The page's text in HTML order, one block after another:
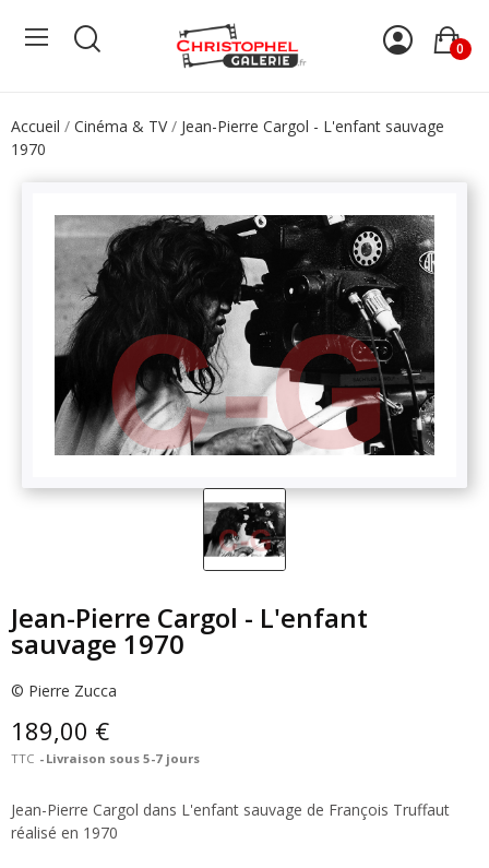
0
Accueil Cinéma & TV
Jean-Pierre Cargol - L'enfant sauvage
1970
Jean-Pierre Cargol - L'enfant
sauvage 1970
© Pierre Zucca
189,00 €
TTC Livraison sous 5-7 jours
Jean-Pierre Cargol dans L'enfant sauvage de François Truffaut
réalisé en 1970